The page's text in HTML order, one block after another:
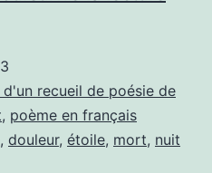
recueil de poésie de
, poème en français
, douleur, étoile, mort, nuit